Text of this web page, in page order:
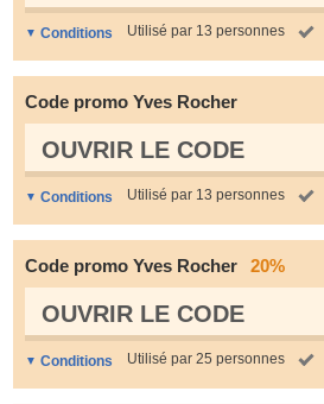
Conditions Utilisé par 13 personnes
Code promo Yves Rocher
OUVRIR LE СODE
Conditions Utilisé par 13 personnes
Code promo Yves Rocher 20%
OUVRIR LE СODE
Conditions Utilisé par 25 personnes